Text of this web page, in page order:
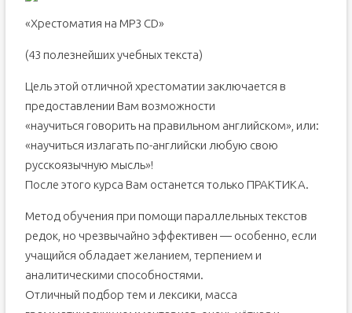
«Хрестоматия на МР3 CD»
(43 полезнейших учебных текста)
Цель этой отличной хрестоматии заключается в
предоставлении Вам возможности
«научиться говорить на правильном английском», или:
«научиться излагать по-английски любую свою
русскоязычную мысль»!
После этого курса Вам останется только ПРАКТИКА.
Метод обучения при помощи параллельных текстов
редок, но чрезвычайно эффективен — особенно, если
учащийся обладает желанием, терпением и
аналитическими способностями.
Отличный подбор тем и лексики, масса